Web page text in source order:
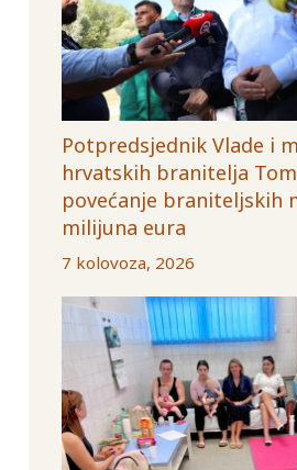
Potpredsjednik Vlade i
hrvatskih branitelja
povećanje braniteljskih
milijuna eura
7 kolovoza, 2026